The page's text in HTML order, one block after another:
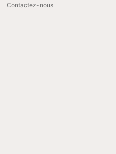
Contactez-nous